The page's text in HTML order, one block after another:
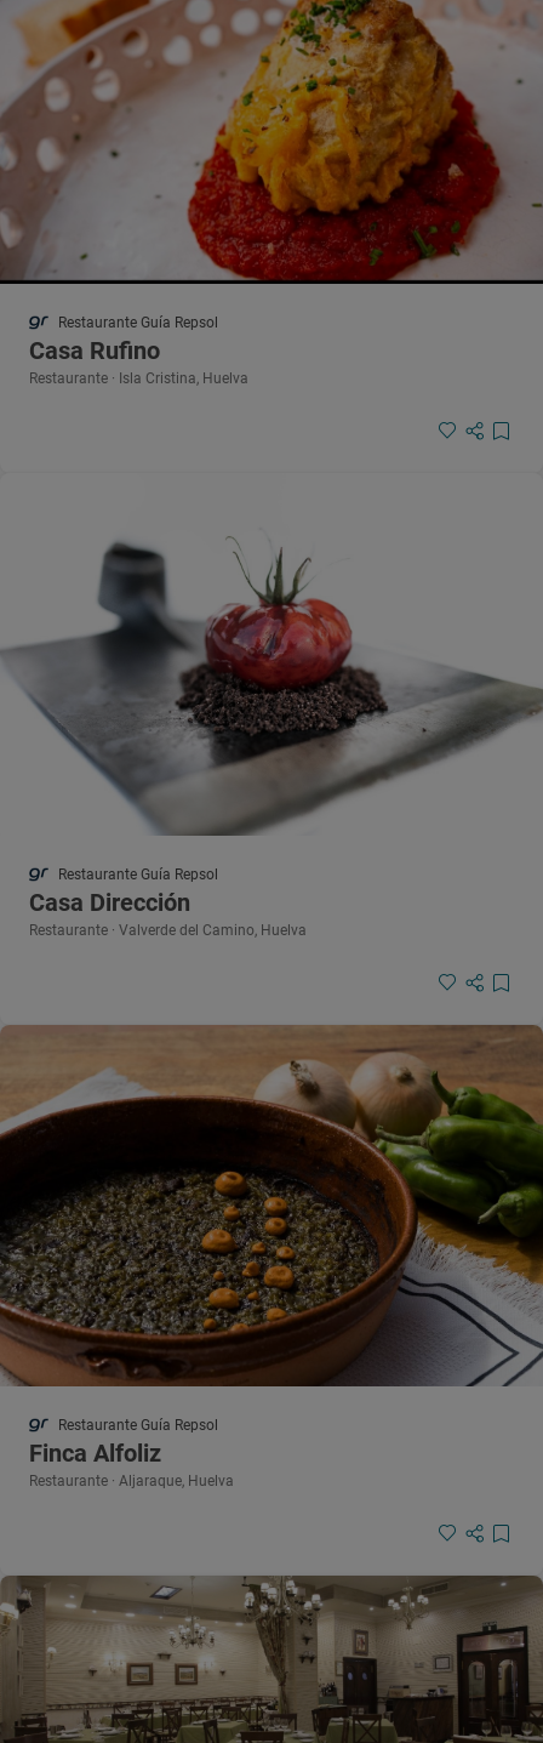
Restaurante Guía Repsol
Casa Rufino
Restaurante · Isla Cristina, Huelva
Restaurante Guía Repsol
Casa Dirección
Restaurante · Valverde del Camino, Huelva
Restaurante Guía Repsol
Finca Alfoliz
Restaurante · Aljaraque, Huelva